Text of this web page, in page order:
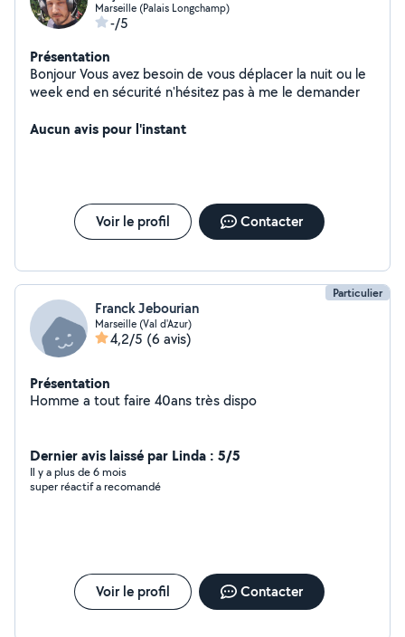
Marseille (Palais Longchamp)
-/5
Présentation
Bonjour Vous avez besoin de vous déplacer la nuit ou le
week end en sécurité n'hésitez pas à me le demander
Aucun avis pour l'instant
Voir le profil Contacter
Particulier
Franck Jebourian
Marseille (Val d'Azur)
4,2/5 (6 avis)
Présentation
Homme a tout faire 40ans très dispo
Dernier avis laissé par Linda : 5/5
Il y a plus de 6 mois
super réactif a recomandé
Voir le profil Contacter